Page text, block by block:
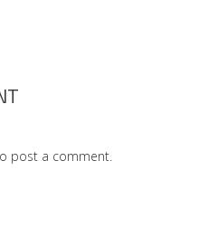
post a comment.